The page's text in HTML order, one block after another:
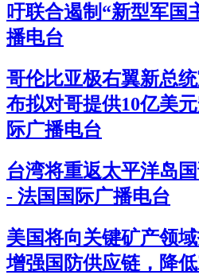
吁联合遏制“新型军国
播电台
哥伦比亚极右翼新总
布拟对哥提供10亿美
际广播电台
台湾将重返太平洋岛
- 法国国际广播电台
美国将向关键矿产领
增强国防供应链，降